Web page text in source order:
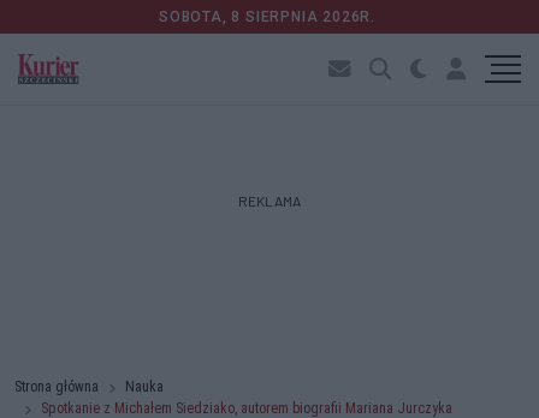
SOBOTA, 8 SIERPNIA 2026R.
REKLAMA
Strona główna
Nauka
Spotkanie z Michałem Siedziako, autorem biografii Mariana Jurczyka